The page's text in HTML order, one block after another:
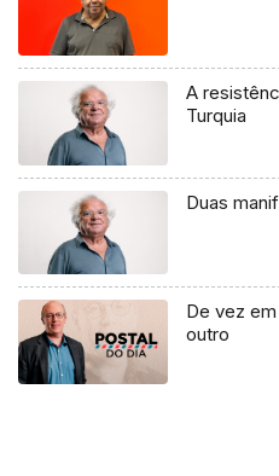
A
Turquia
Duas
De vez
outro